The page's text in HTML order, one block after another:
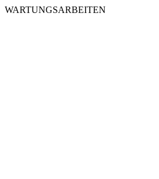
WARTUNGSARBEITEN